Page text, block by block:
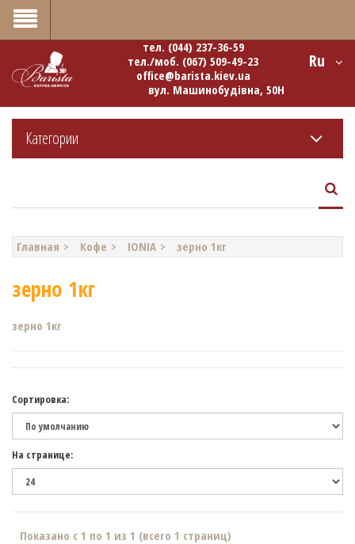
Ru
тел. (044) 237-36-59
тел./моб. (067) 509-49-23
office@barista.kiev.ua
вул. Машинобудівна, 50Н
Категории
Главная Кофе IONIA зерно 1кг
зерно 1кг
зерно 1кг
Сортировка:
На странице:
Показано с 1 по 1 из 1 (всего 1 страниц)